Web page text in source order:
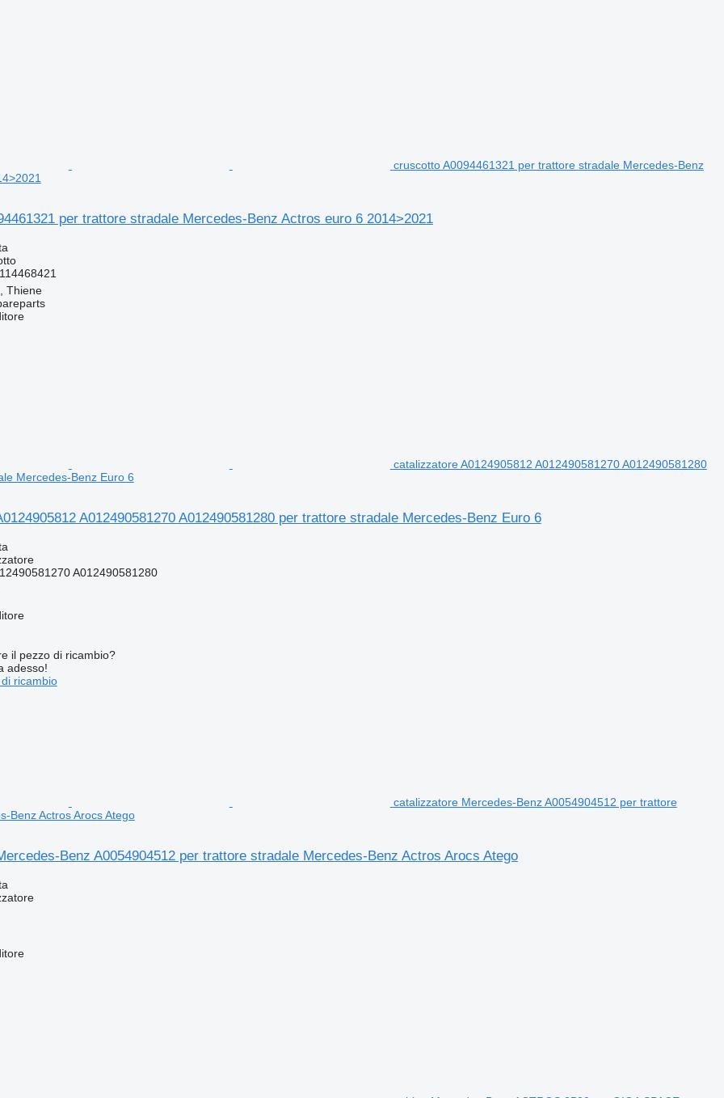
cruscotto A0094461321 per trattore stradale Mercedes-Benz
per trattore stradale Mercedes-Benz Actros euro 6 2014>2021
Thiene
catalizzatore A0124905812 A012490581270 A012490581280
Mercedes-Benz Euro 6
A012490581270 A012490581280 per trattore stradale Mercedes-Benz Euro 6
A012490581280
il pezzo di ricambio?
adesso!
ricambio
catalizzatore Mercedes-Benz A0054904512 per trattore
Benz Actros Arocs Atego
Benz A0054904512 per trattore stradale Mercedes-Benz Actros Arocs Atego